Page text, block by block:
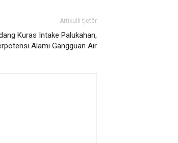
Artikulli tjetër
Kuras Intake Palukahan,
Alami Gangguan Air